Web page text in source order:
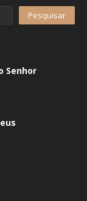
Senhor